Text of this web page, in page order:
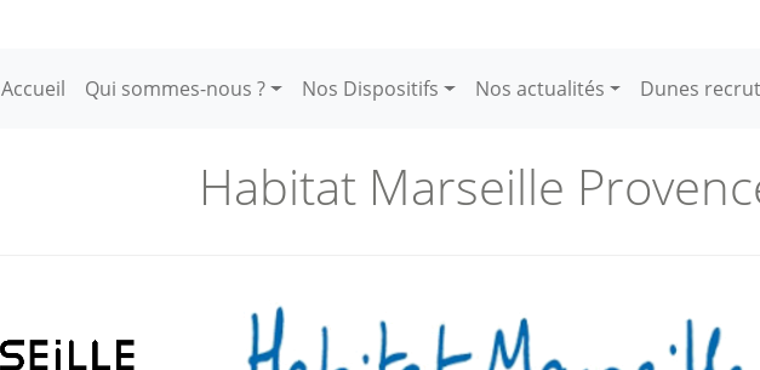
Main navigation
Accueil Qui sommes-nous ? Nos Dispositifs Nos actualités Dunes
Habitat Marseille